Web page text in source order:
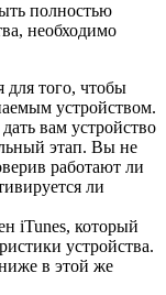
полностью
необходимо
для того, чтобы
устройством.
вам устройство
этап. Вы не
работают ли
ли
iTunes, который
устройства.
в этой же